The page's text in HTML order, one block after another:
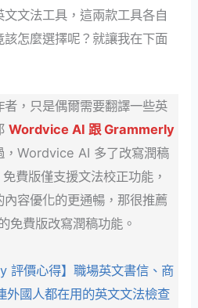
文法工具，這兩款工具各自
怎麼選擇呢？就讓我在下面
，只是偶爾需要翻譯一些英
Wordvice AI 跟 Grammerly
，Wordvice AI 多了改寫潤稿
費版僅支援文法校正功能，
容優化的更通暢，那很推薦
費版改寫潤稿功能。
評價心得】職場英文書信、商
外國人都在用的英文文法檢查